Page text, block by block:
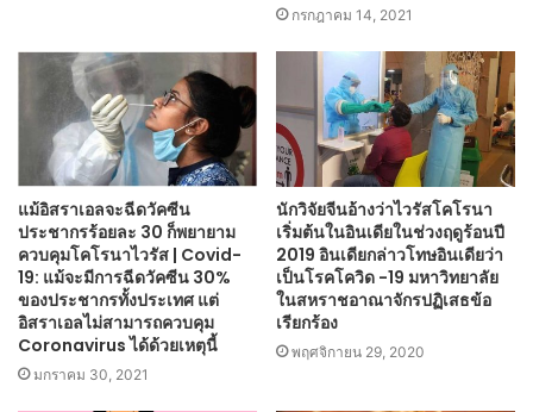
กรกฎาคม 14, 2021
แม้อิสราเอลจะฉีดวัคซีน
ประชากรร้อยละ 30 ก็พยายาม
ควบคุมโคโรนาไวรัส | Covid-
19: แม้จะมีการฉีดวัคซีน 30%
ของประชากรทั้งประเทศ แต่
อิสราเอลไม่สามารถควบคุม
Coronavirus ได้ด้วยเหตุนี้
มกราคม 30, 2021
นักวิจัยจีนอ้างว่าไวรัสโคโรนา
เริ่มต้นในอินเดียในช่วงฤดูร้อนปี
2019 อินเดียกล่าวโทษอินเดียว่า
เป็นโรคโควิด -19 มหาวิทยาลัย
ในสหราชอาณาจักรปฏิเสธข้อ
เรียกร้อง
พฤศจิกายน 29, 2020